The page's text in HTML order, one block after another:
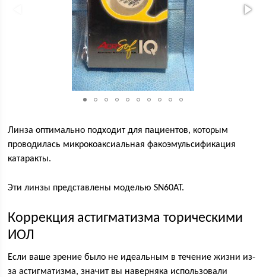
Линза оптимально подходит для пациентов, которым
проводилась микрокоаксиальная факоэмульсификация
катаракты.
Эти линзы представлены моделью SN60AT.
Коррекция астигматизма торическими
ИОЛ
Если ваше зрение было не идеальным в течение жизни из-
за астигматизма, значит вы наверняка использовали